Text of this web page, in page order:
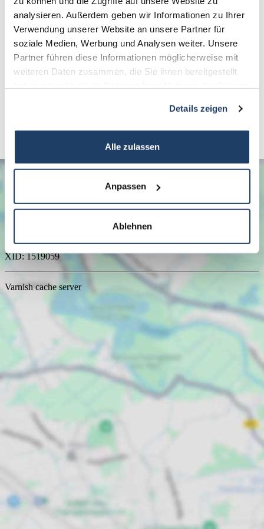
analysieren. Außerdem geben wir Informationen zu Ihrer
Verwendung unserer Website an unsere Partner für
soziale Medien, Werbung und Analysen weiter. Unsere
Partner führen diese Informationen möglicherweise mit
weiteren Daten zusammen, die Sie ihnen bereitgestellt
Details zeigen
Alle zulassen
Anpassen
Ablehnen
Ihnen die Möglichkeiten einer eventuellen Selbstnutzung.
Ansprechpartner
Telefon: 06071 - 391 99 77